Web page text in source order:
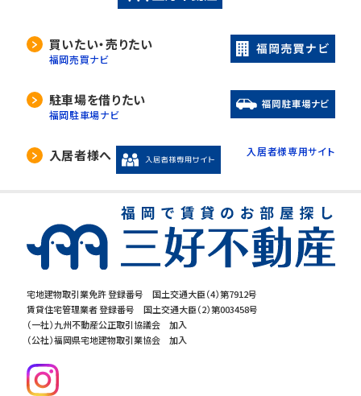
宅地建物取引業免許 登録番号 国土交通大臣（4）第7912号
賃貸住宅管理業者 登録番号 国土交通大臣（2）第003458号
（一社）九州不動産公正取引協議会 加入
（公社）福岡県宅地建物取引業協会 加入
買いたい・売りたい
福岡売買ナビ
駐車場を借りたい
福岡駐車場ナビ
入居者様へ 入居者様専用サイト